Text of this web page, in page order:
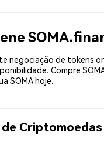
negociação de tokens
Compre
SOMA hoje.